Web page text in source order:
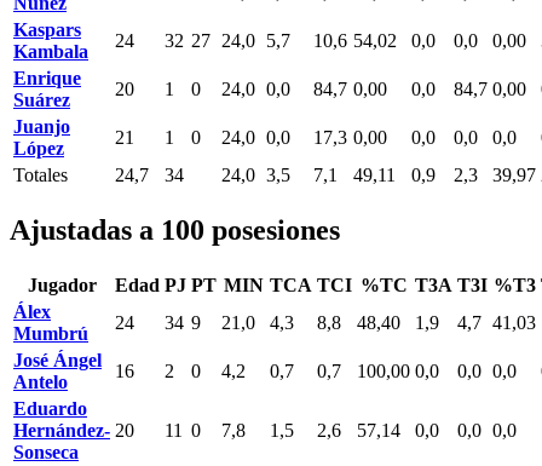
Kaspars
Kambala
24 32 27 24,0 5,7 10,6 54,02 0,0 0,0 0,00
Enrique
Suárez
20 1 0 24,0 0,0 84,7 0,00 0,0 84,7 0,00
Juanjo
López
21 1 0 24,0 0,0 17,3 0,00 0,0 0,0 0,0
Totales
24,7 34 24,0 3,5 7,1 49,11 0,9 2,3 39,97
Ajustadas a 100 posesiones
Jugador Edad PJ PT MIN TCA TCI %TC T3A T3I %T3
Álex
Mumbrú
24 34 9 21,0 4,3 8,8 48,40 1,9 4,7 41,03
José Ángel
Antelo
16 2 0 4,2 0,7 0,7 100,00 0,0 0,0 0,0
Eduardo
Hernández-
Sonseca
20 11 0 7,8 1,5 2,6 57,14 0,0 0,0 0,0